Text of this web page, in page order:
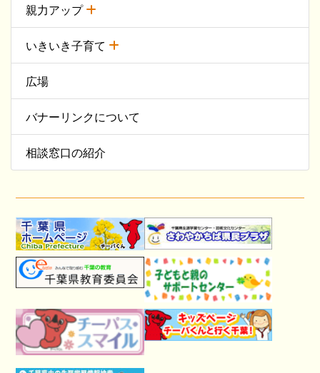
親力アップ
いきいき子育て
広場
バナーリンクについて
相談窓口の紹介